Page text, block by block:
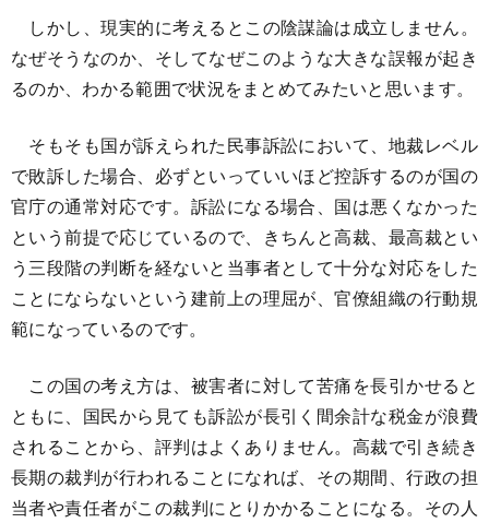
しかし、現実的に考えるとこの陰謀論は成立しません。
なぜそうなのか、そしてなぜこのような大きな誤報が起き
るのか、わかる範囲で状況をまとめてみたいと思います。
そもそも国が訴えられた民事訴訟において、地裁レベル
で敗訴した場合、必ずといっていいほど控訴するのが国の
官庁の通常対応です。訴訟になる場合、国は悪くなかった
という前提で応じているので、きちんと高裁、最高裁とい
う三段階の判断を経ないと当事者として十分な対応をした
ことにならないという建前上の理屈が、官僚組織の行動規
範になっているのです。
この国の考え方は、被害者に対して苦痛を長引かせると
ともに、国民から見ても訴訟が長引く間余計な税金が浪費
されることから、評判はよくありません。高裁で引き続き
長期の裁判が行われることになれば、その期間、行政の担
当者や責任者がこの裁判にとりかかることになる。その人